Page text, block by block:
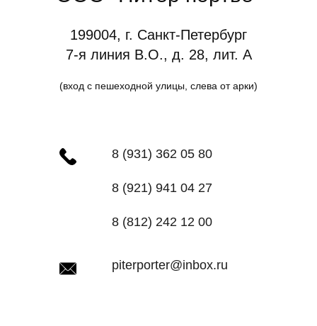
199004, г. Санкт-Петербург
7-я линия В.О., д. 28, лит. А
(вход с пешеходной улицы, слева от арки)
8 (931) 362 05 80
8 (921) 941 04 27
8 (812) 242 12 00
piterporter@inbox.ru